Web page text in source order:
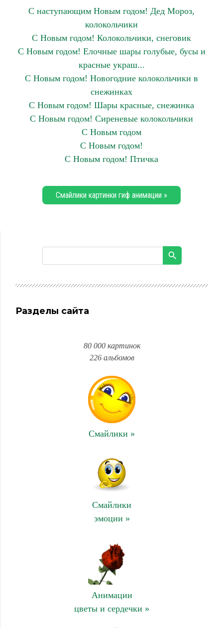
С наступающим Новым годом! Дед Мороз,
колокольчики
С Новым годом! Колокольчики, снеговик
С Новым годом! Елочные шары голубые, бусы и
красные украш...
С Новым годом! Новогодние колокольчики в
снежинках
С Новым годом! Шары красные, снежинка
С Новым годом! Сиреневые колокольчики
С Новым годом
С Новым годом!
С Новым годом! Птичка
Смайлики картинки гиф анимации »
Разделы сайта
80 000 картинок
226 альбомов
Смайлики »
Смайлики
эмоции »
Анимации
цветы и сердечки »